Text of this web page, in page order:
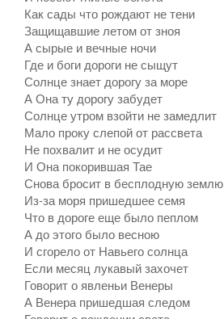
Как сады что рождают не тени
Защищавшие летом от зноя
А сырые и вечные ночи
Где и боги дороги не сыщут
Солнце знает дорогу за море
А Она ту дорогу забудет
Солнце утром взойти не замедлит
Мало проку слепой от рассвета
Не похвалит и не осудит
И Она покорившая Тае
Снова бросит в бесплодную землю
Из-за моря пришедшее семя
Что в дороге еще было пеплом
А до этого было весною
И сгорело от Навьего солнца
Если месяц лукавый захочет
Говорит о явленьи Венеры
А Венера пришедшая следом